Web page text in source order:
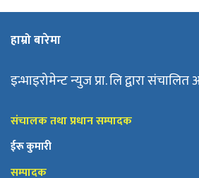
हाम्रो बारेमा
इन्भाइरोमेन्ट न्युज प्रा. लि द्वारा संचालित
संचालक तथा प्रधान सम्पादक
ईरू कुमारी
सम्पादक